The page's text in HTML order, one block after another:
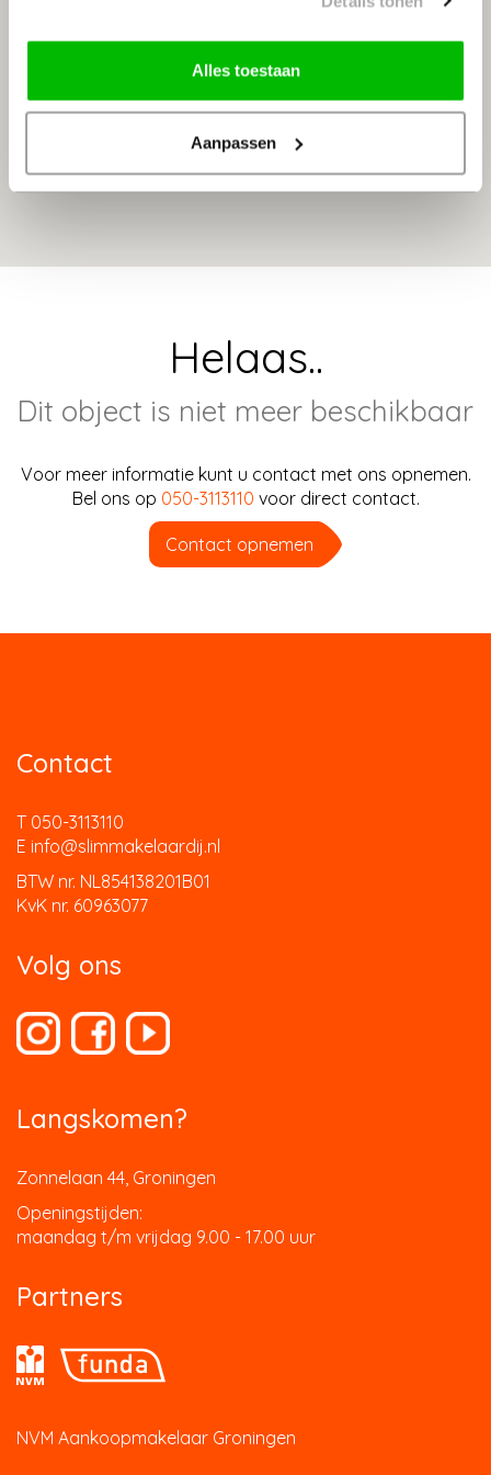
Alles toestaan
Aanpassen
bevindt zich op deze verdieping een vaste kast en een
aparte ruimte voor de cv-ketel.- Wonen op een
toplocatie, vlakbij het Noorderplantsoen. - Inschrijving
KvK - Goed onderhouden bovenwoning - Karakteristiek
van buiten, functioneel van binnen
Helaas..
Dit object is niet meer beschikbaar
Voor meer informatie kunt u contact met ons opnemen.
Bel ons op 050-3113110 voor direct contact.
Contact opnemen
Contact
T 050-3113110
E info@slimmakelaardij.nl
BTW nr. NL854138201B01
KvK nr. 60963077
Volg ons
Langskomen?
Zonnelaan 44, Groningen
Openingstijden:
maandag t/m vrijdag 9.00 - 17.00 uur
Partners
NVM Aankoopmakelaar Groningen